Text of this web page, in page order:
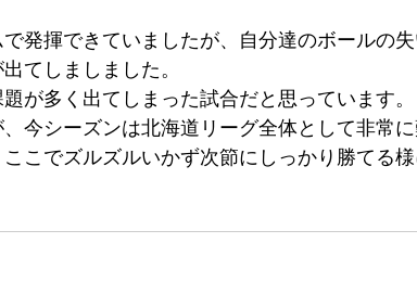
発揮できていましたが、自分達のボールの
てしましました。
が多く出てしまった試合だと思っています。
今シーズンは北海道リーグ全体として非常
こでズルズルいかず次節にしっかり勝てる